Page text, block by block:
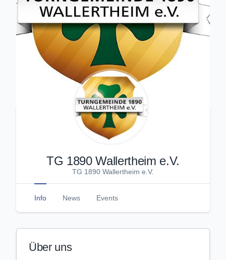
TG 1890 Wallertheim e.V.
TG 1890 Wallertheim e.V.
Info News Events
Über uns